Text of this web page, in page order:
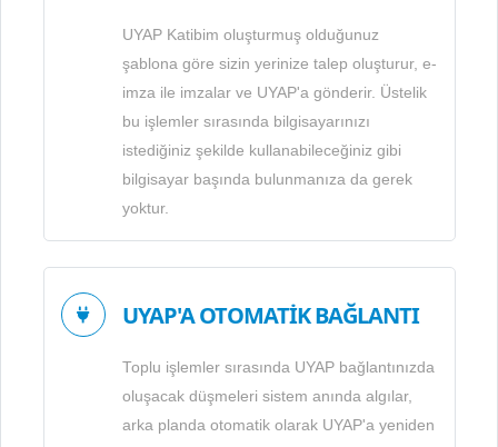
UYAP Katibim oluşturmuş olduğunuz
şablona göre sizin yerinize talep oluşturur, e-
imza ile imzalar ve UYAP'a gönderir. Üstelik
bu işlemler sırasında bilgisayarınızı
istediğiniz şekilde kullanabileceğiniz gibi
bilgisayar başında bulunmanıza da gerek
yoktur.
UYAP'A OTOMATİK BAĞLANTI
Toplu işlemler sırasında UYAP bağlantınızda
oluşacak düşmeleri sistem anında algılar,
arka planda otomatik olarak UYAP'a yeniden